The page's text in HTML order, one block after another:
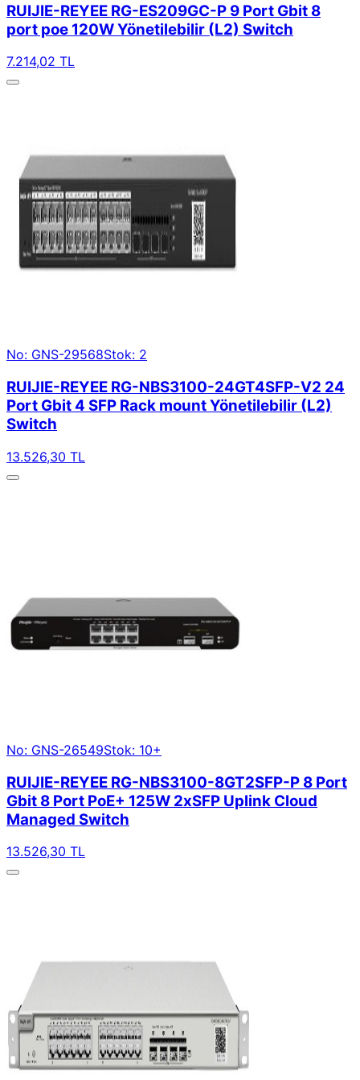
RUIJIE-REYEE RG-ES209GC-P 9 Port Gbit 8
port poe 120W Yönetilebilir (L2) Switch
7.214,02 TL
No: GNS-29568Stok: 2
RUIJIE-REYEE RG-NBS3100-24GT4SFP-V2 24
Port Gbit 4 SFP Rack mount Yönetilebilir (L2)
Switch
13.526,30 TL
No: GNS-26549Stok: 10+
RUIJIE-REYEE RG-NBS3100-8GT2SFP-P 8 Port
Gbit 8 Port PoE+ 125W 2xSFP Uplink Cloud
Managed Switch
13.526,30 TL